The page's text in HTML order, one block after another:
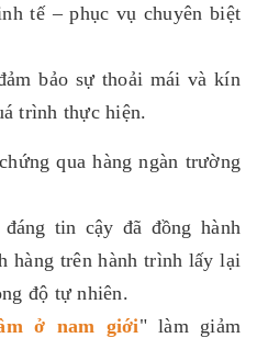
tế – phục vụ chuyên biệt
bảo sự thoải mái và kín
trình thực hiện.
qua hàng ngàn trường
tin cậy đã đồng hành
hàng trên hành trình lấy lại
độ tự nhiên.
ở nam giới" làm giảm